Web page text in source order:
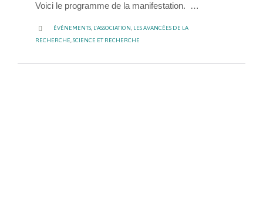
Voici le programme de la manifestation. …
 CATEGORY
ÉVÉNEMENTS, L'ASSOCIATION, LES AVANCÉES DE LA
RECHERCHE,SCIENCE ET RECHERCHE